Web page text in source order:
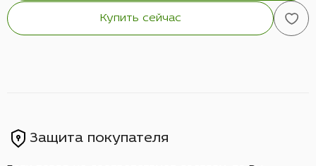
Купить сейчас
Защита покупателя